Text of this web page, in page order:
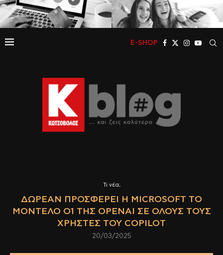
E-SHOP
Τι νέα;
ΔΩΡΕΆΝ ΠΡΟΣΦΈΡΕΙ Η MICROSOFT ΤΟ
ΜΟΝΤΈΛΟ Ο1 ΤΗΣ OPENAI ΣΕ ΌΛΟΥΣ ΤΟΥΣ
ΧΡΉΣΤΕΣ ΤΟΥ COPILOT
20/03/2025